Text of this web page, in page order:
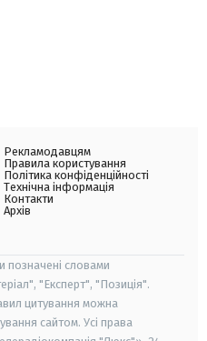
Рекламодавцям
Правила користування
Політика конфіденційності
Технічна інформація
Контакти
Архів
позначені словами
"Експерт", "Позиція".
цитування можна
сайтом. Усі права